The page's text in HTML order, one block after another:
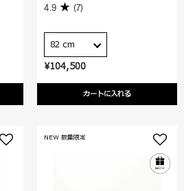
¥104,500
カートに入れる
4.9 (7)
82 cm
NEW 数量限定